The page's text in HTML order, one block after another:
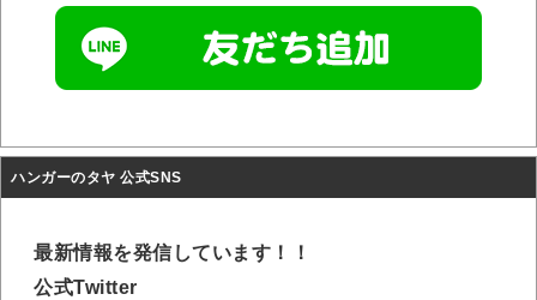
ハンガーのタヤ 公式SNS
最新情報を発信しています！！
公式Twitter